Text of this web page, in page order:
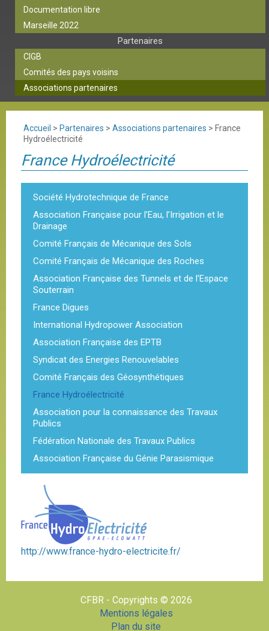
Documentation libre
Marseille 2022
Partenaires
CIGB
Comités des pays voisins
Associations partenaires
Accueil > Partenaires > Associations partenaires > France
Hydroélectricité
France Hydroélectricité
Société Hydrotechnique de France
Association Française pour l’Eau, l’Irrigation et le
Drainage
Comité Français de Mécanique des Sols
Comité Français de Mécanique des Roches
Association Française des Tunnels et de l’Espace
Souterrain
France Digues
International Hydropower Association
Association Française des EPTB
Syndicat des Energies Renouvelables
Comité Français des Géosynthétiques
France Hydroélectricité
Association pour la connaissance des Travaux
Publics
Fédération Nationale des Travaux Publics
Association Française du Génie Parasismique
http://www.france-hydro-electricite.fr/
CFBR - Copyrights © 2026
Mentions légales
Plan du site